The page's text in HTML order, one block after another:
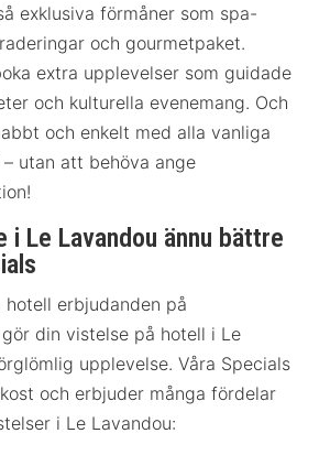
exklusiva förmåner som spa-
och gourmetpaket.
extra upplevelser som guidade
och kulturella evenemang. Och
och enkelt med alla vanliga
utan att behöva ange
i Le Lavandou ännu bättre
erbjudanden på
din vistelse på hotell i Le
upplevelse. Våra Specials
och erbjuder många fördelar
i Le Lavandou: